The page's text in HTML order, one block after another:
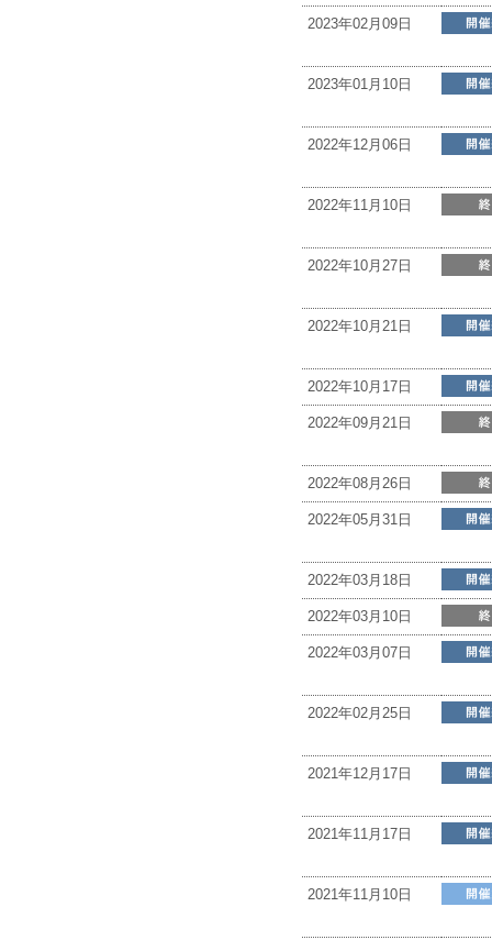
2023年02月09日
2023年01月10日
2022年12月06日
2022年11月10日
2022年10月27日
2022年10月21日
2022年10月17日
2022年09月21日
2022年08月26日
2022年05月31日
2022年03月18日
2022年03月10日
2022年03月07日
2022年02月25日
2021年12月17日
2021年11月17日
2021年11月10日